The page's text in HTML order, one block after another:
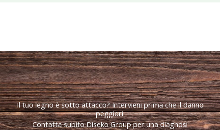
Il tuo legno è sotto attacco? Intervieni prima che il danno
peggiori.
Contatta subito Diseko Group per una diagnosi